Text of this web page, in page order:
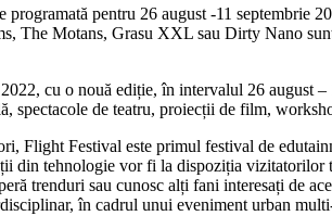
pentru 26 august -11 septembrie
The Motans, Grasu XXL sau Dirty Nano
cu o nouă ediție, în intervalul 26 august
de teatru, proiecții de film,
Flight Festival este primul festival de
din tehnologie vor fi la dispoziția
trenduri sau cunosc alți fani interesați de
în cadrul unui eveniment urban